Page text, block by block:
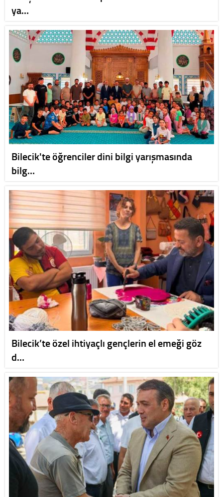
ya…
Bilecik'te öğrenciler dini bilgi yarışmasında
bilg…
Bilecik’te özel ihtiyaçlı gençlerin el emeği göz
d…